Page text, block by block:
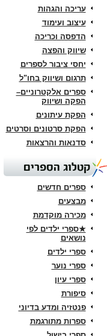
עריכה והגהות
עיצוב ועימוד
הדפסה וכריכה
שיווק והפצה
יחסי ציבור לספרים
תרגום ושיווק בחו"ל
ספרים אלקטרוניים–
הפקה ושיווק
הפקת עיתונים
הפקת סרטונים וסרטים
סדנאות והרצאות
קטלוג הספרים
ספרים חדשים
מבצעים
מכירה מוקדמת
★ספרי ילדים לפי
נושאים
ספרי ילדים
ספרי נוער
ספרי עיון
סיפורת
פנטזיה ומדע בדיוני
ספרות מתורגמת